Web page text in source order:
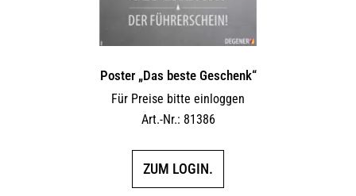
Poster „Das beste Geschenk“
Für Preise bitte einloggen
Art.-Nr.: 81386
ZUM LOGIN.